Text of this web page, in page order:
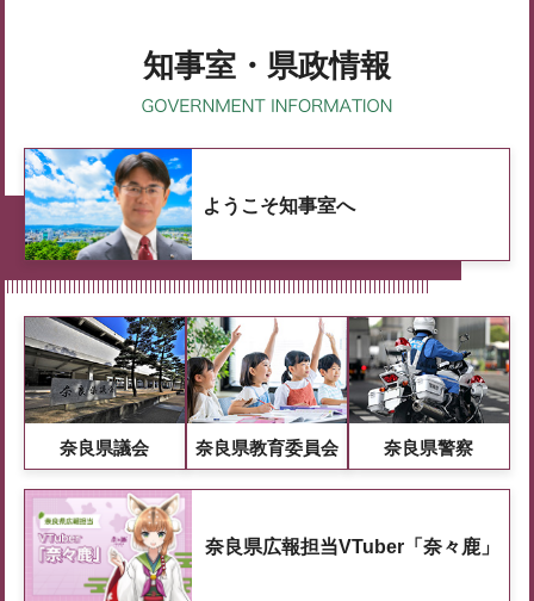
知事室・県政情報
ようこそ知事室へ
奈良県議会 奈良県教育委員会 奈良県警察
奈良県広報担当VTuber「奈々鹿」